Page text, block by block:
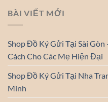
BÀI VIẾT MỚI
Shop Đồ Ký Gửi Tại Sài
Cách Cho Các Mẹ Hiện Đại
Shop Đồ Ký Gửi Tại Nha
Minh